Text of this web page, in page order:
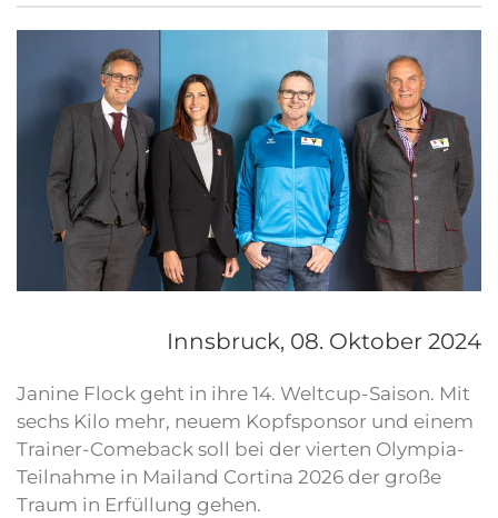
Innsbruck, 08. Oktober 2024
Janine Flock geht in ihre 14. Weltcup-Saison. Mit
sechs Kilo mehr, neuem Kopfsponsor und einem
Trainer-Comeback soll bei der vierten Olympia-
Teilnahme in Mailand Cortina 2026 der große
Traum in Erfüllung gehen.